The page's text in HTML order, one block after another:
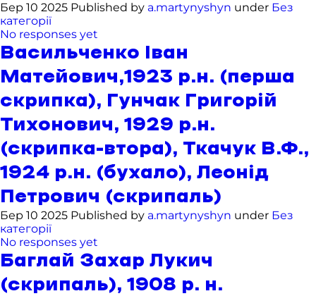
Бер 10 2025 Published by a.martynyshyn under Без
категорії
No responses yet
Васильченко Іван
Матейович,1923 р.н. (перша
скрипка), Гунчак Григорій
Тихонович, 1929 р.н.
(скрипка-втора), Ткачук В.Ф.,
1924 р.н. (бухало), Леонід
Петрович (скрипаль)
Бер 10 2025 Published by a.martynyshyn under Без
категорії
No responses yet
Баглай Захар Лукич
(скрипаль), 1908 р. н.